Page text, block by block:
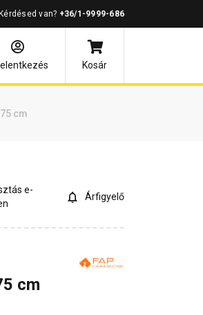
Kérdésed van? +36/1-9999-686
Kosár
cm
cikkek
e-
Árfigyelő
cm